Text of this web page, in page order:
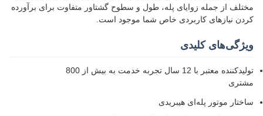
مختلف از جمله زوایای پله، طول و سطوح گشتاور متفاوت برای برآورده
کردن نیازهای کاربردی خاص شما موجود است.
ویژگی‌های کلیدی
تولیدکننده معتبر با 12 سال تجربه خدمت به بیش از 800
مشتری
ساختار موتور پله‌ای هیبریدی